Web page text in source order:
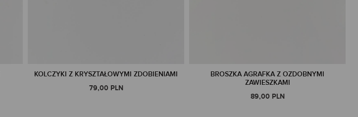
KOLCZYKI Z KRYSZTAŁOWYMI ZDOBIENIAMI
79,00 PLN
BROSZKA AGRAFKA Z OZDOBNYMI
ZAWIESZKAMI
89,00 PLN